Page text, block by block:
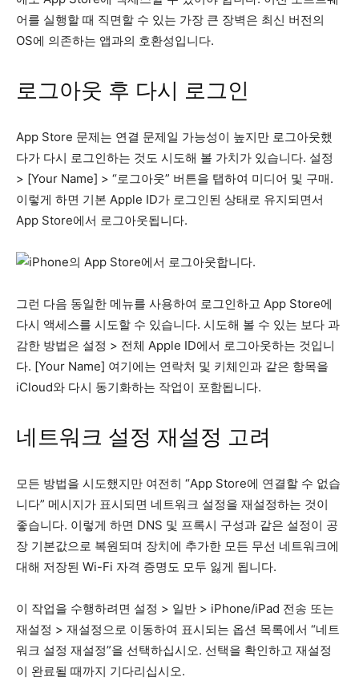
어를 실행할 때 직면할 수 있는 가장 큰 장벽은 최신 버전의
OS에 의존하는 앱과의 호환성입니다.
로그아웃 후 다시 로그인
App Store 문제는 연결 문제일 가능성이 높지만 로그아웃했
다가 다시 로그인하는 것도 시도해 볼 가치가 있습니다. 설정
> [Your Name] > “로그아웃” 버튼을 탭하여 미디어 및 구매.
이렇게 하면 기본 Apple ID가 로그인된 상태로 유지되면서
App Store에서 로그아웃됩니다.
그런 다음 동일한 메뉴를 사용하여 로그인하고 App Store에
다시 액세스를 시도할 수 있습니다. 시도해 볼 수 있는 보다 과
감한 방법은 설정 > 전체 Apple ID에서 로그아웃하는 것입니
다. [Your Name] 여기에는 연락처 및 키체인과 같은 항목을
iCloud와 다시 동기화하는 작업이 포함됩니다.
네트워크 설정 재설정 고려
모든 방법을 시도했지만 여전히 “App Store에 연결할 수 없습
니다” 메시지가 표시되면 네트워크 설정을 재설정하는 것이
좋습니다. 이렇게 하면 DNS 및 프록시 구성과 같은 설정이 공
장 기본값으로 복원되며 장치에 추가한 모든 무선 네트워크에
대해 저장된 Wi-Fi 자격 증명도 모두 잃게 됩니다.
이 작업을 수행하려면 설정 > 일반 > iPhone/iPad 전송 또는
재설정 > 재설정으로 이동하여 표시되는 옵션 목록에서 “네트
워크 설정 재설정”을 선택하십시오. 선택을 확인하고 재설정
이 완료될 때까지 기다리십시오.